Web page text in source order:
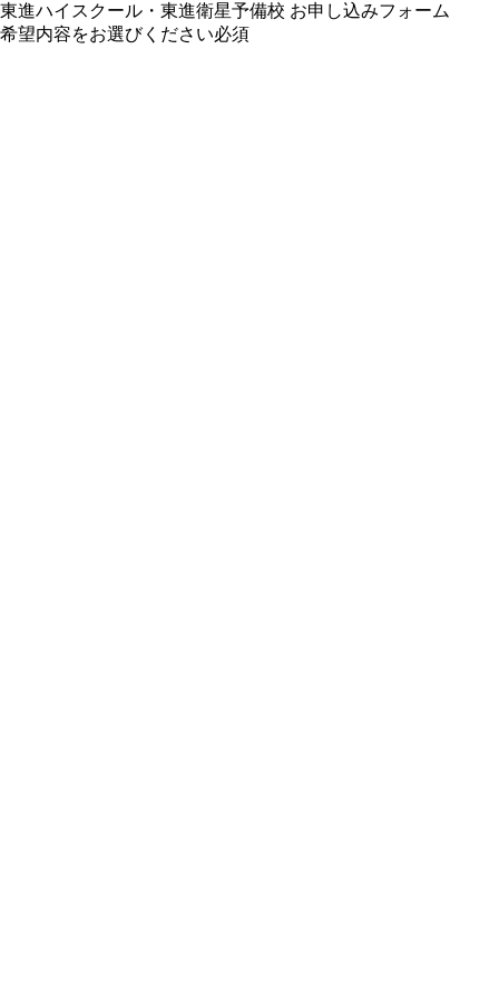
東進ハイスクール・東進衛星予備校 お申し込みフォーム
希望内容をお選びください必須